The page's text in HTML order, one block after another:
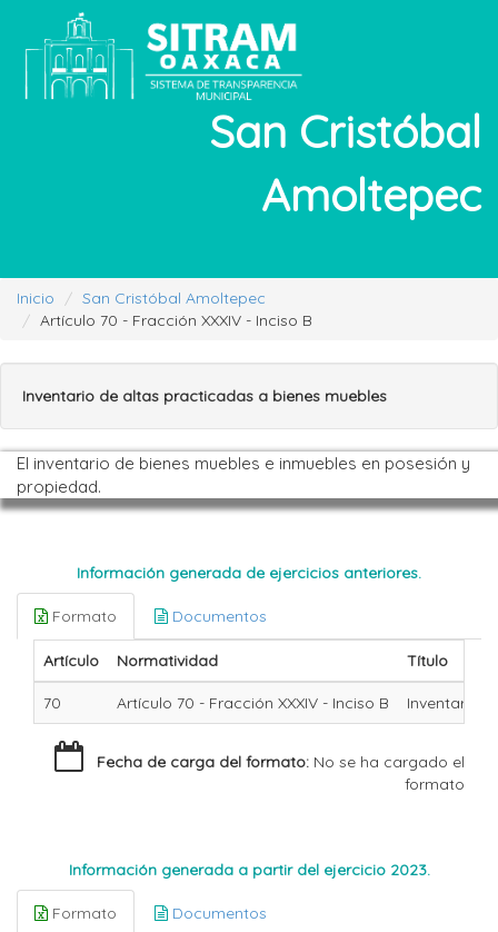
San Cristóbal
Amoltepec
Inicio
San Cristóbal Amoltepec
Artículo 70 - Fracción XXXIV - Inciso B
Inventario de altas practicadas a bienes muebles
El inventario de bienes muebles e inmuebles en posesión y
propiedad.
Información generada de ejercicios anteriores.
Formato Documentos
Artículo Normatividad Título
70 Artículo 70 - Fracción XXXIV - Inciso B Inventario
Fecha de carga del formato: No se ha cargado el
formato
Información generada a partir del ejercicio 2023.
Formato Documentos